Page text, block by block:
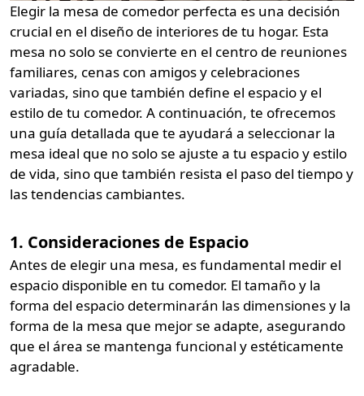
Elegir la mesa de comedor perfecta es una decisión
crucial en el diseño de interiores de tu hogar. Esta
mesa no solo se convierte en el centro de reuniones
familiares, cenas con amigos y celebraciones
variadas, sino que también define el espacio y el
estilo de tu comedor. A continuación, te ofrecemos
una guía detallada que te ayudará a seleccionar la
mesa ideal que no solo se ajuste a tu espacio y estilo
de vida, sino que también resista el paso del tiempo y
las tendencias cambiantes.
1. Consideraciones de Espacio
Antes de elegir una mesa, es fundamental medir el
espacio disponible en tu comedor. El tamaño y la
forma del espacio determinarán las dimensiones y la
forma de la mesa que mejor se adapte, asegurando
que el área se mantenga funcional y estéticamente
agradable.